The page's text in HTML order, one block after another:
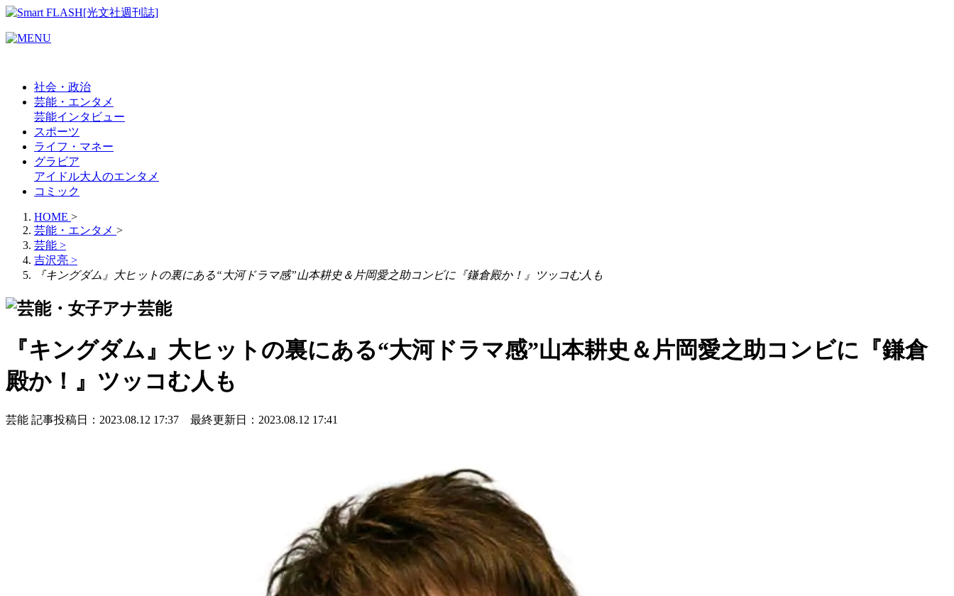
社会・政治
芸能・エンタメ
芸能インタビュー
スポーツ
ライフ・マネー
グラビア
アイドル大人のエンタメ
コミック
HOME >
芸能・エンタメ >
芸能 >
吉沢亮 >
『キングダム』大ヒットの裏にある“大河ドラマ感”山本耕史＆片岡愛之助コンビに『鎌倉殿か！』ツッコむ人も
芸能
『キングダム』大ヒットの裏にある“大河ドラマ感”山本耕史＆片岡愛之助コンビに『鎌倉
殿か！』ツッコむ人も
芸能 記事投稿日：2023.08.12 17:37 最終更新日：2023.08.12 17:41